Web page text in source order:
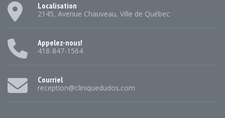
Localisation
2145, Avenue Chauveau, Ville de Québec
Appelez-nous!
418-847-1564
Courriel
reception@cliniquedudos.com